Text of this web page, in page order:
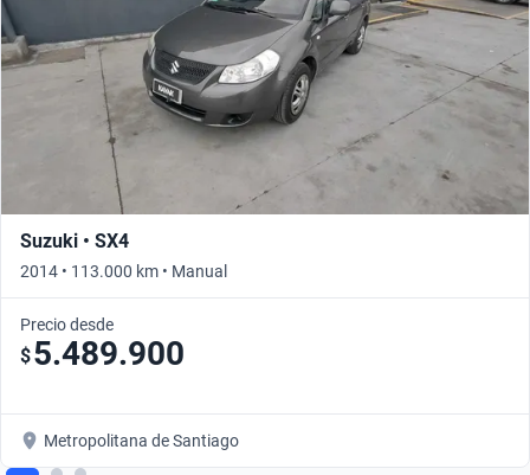
Suzuki • SX4
2014 • 113.000 km • Manual
Precio desde
$5.489.900
Metropolitana de Santiago